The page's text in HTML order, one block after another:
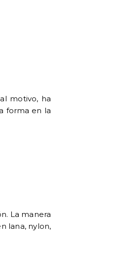
motivo, ha
forma en la
La manera
lana, nylon,